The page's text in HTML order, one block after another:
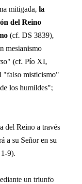
mitigada, la
del Reino
(cf. DS 3839),
mesianismo
(cf. Pío XI,
"falso misticismo"
los humildes";
del Reino a través
a su Señor en su
9).
un triunfo